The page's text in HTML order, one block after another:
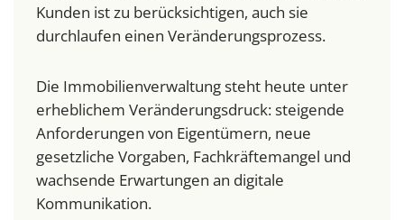
Kunden ist zu berücksichtigen, auch sie
durchlaufen einen Veränderungsprozess.
Die Immobilienverwaltung steht heute unter
erheblichem Veränderungsdruck: steigende
Anforderungen von Eigentümern, neue
gesetzliche Vorgaben, Fachkräftemangel und
wachsende Erwartungen an digitale
Kommunikation.